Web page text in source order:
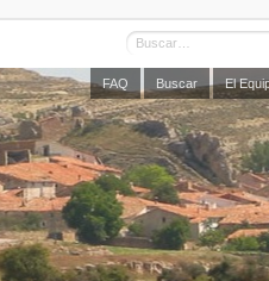
FAQ Buscar El